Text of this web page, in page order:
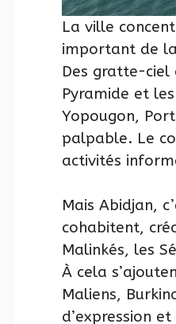
La ville
important de
Des gratte-ciel
Pyramide et
Yopougon,
palpable. Le
activités
Mais Abidjan,
cohabitent,
Malinkés, les
À cela
Maliens,
d’expression